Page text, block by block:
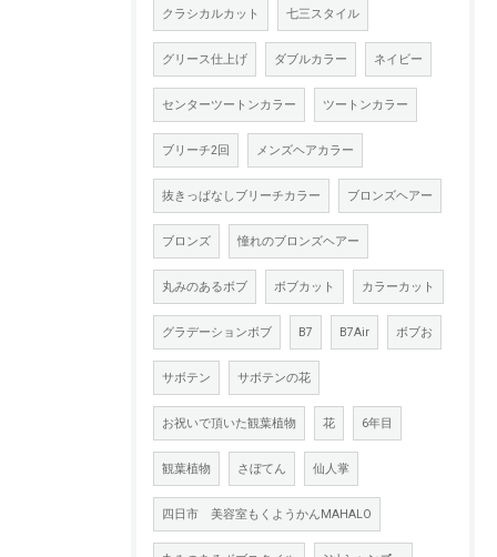
クラシカルカット 七三スタイル
グリース仕上げ ダブルカラー ネイビー
センターツートンカラー ツートンカラー
ブリーチ2回 メンズヘアカラー
抜きっぱなしブリーチカラー ブロンズヘアー
ブロンズ 憧れのブロンズヘアー
丸みのあるボブ ボブカット カラーカット
グラデーションボブ B7 B7Air ボブお
サボテン サボテンの花
お祝いで頂いた観葉植物 花 6年目
観葉植物 さぼてん 仙人掌
四日市 美容室もくようかんMAHALO